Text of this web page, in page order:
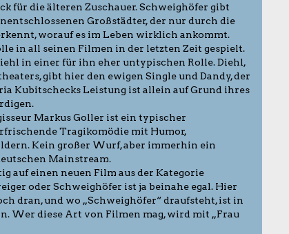
für die älteren Zuschauer. Schweighöfer gibt
Großstädter, der nur durch die
worauf es im Leben wirklich ankommt.
in all seinen Filmen in der letzten Zeit gespielt.
in einer für ihn eher untypischen Rolle. Diehl,
gibt hier den ewigen Single und Dandy, der
Kubitschecks Leistung ist allein auf Grund ihres
Markus Goller ist ein typischer
Tragikomödie mit Humor,
Kein großer Wurf, aber immerhin ein
Mainstream.
auf einen neuen Film aus der Kategorie
oder Schweighöfer ist ja beinahe egal. Hier
dran, und wo „Schweighöfer“ draufsteht, ist in
Wer diese Art von Filmen mag, wird mit „Frau